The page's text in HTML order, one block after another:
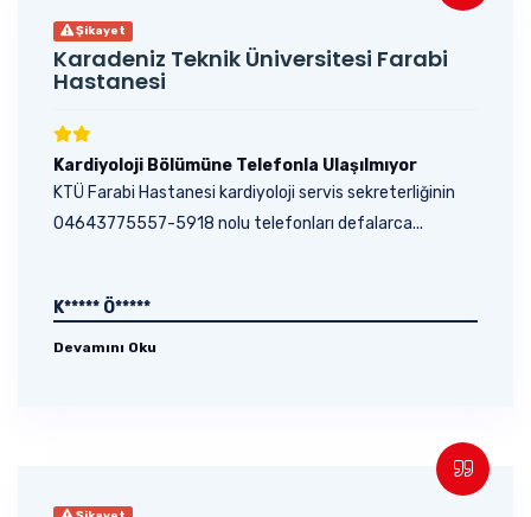
Şikayet
Karadeniz Teknik Üniversitesi Farabi
Hastanesi
Kardiyoloji Bölümüne Telefonla Ulaşılmıyor
KTÜ Farabi Hastanesi kardiyoloji servis sekreterliğinin
04643775557-5918 nolu telefonları defalarca...
K***** Ö*****
Devamını Oku